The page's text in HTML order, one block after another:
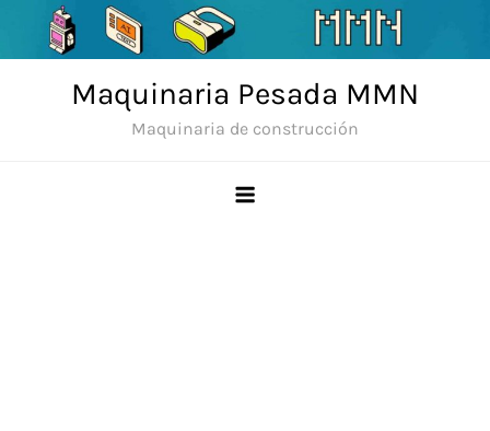
Maquinaria Pesada MMN
Maquinaria de construcción